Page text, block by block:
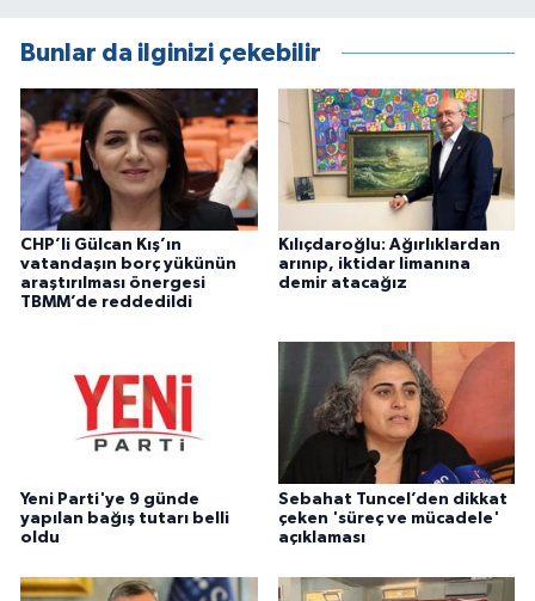
Bunlar da ilginizi çekebilir
CHP’li Gülcan Kış’ın
vatandaşın borç yükünün
araştırılması önergesi
TBMM’de reddedildi
Kılıçdaroğlu: Ağırlıklardan
arınıp, iktidar limanına
demir atacağız
Yeni Parti'ye 9 günde
yapılan bağış tutarı belli
oldu
Sebahat Tuncel’den dikkat
çeken 'süreç ve mücadele'
açıklaması